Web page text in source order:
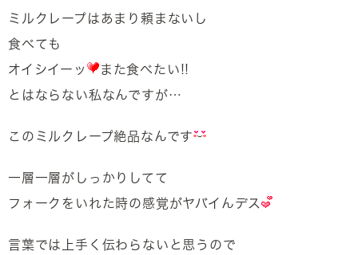
ミルクレープはあまり頼まないし
食べても
オイシイーッ
また食べたい!!
とはならない私なんですが…
このミルクレープ絶品なんです
一層一層がしっかりしてて
フォークをいれた時の感覚がヤバイんデス
言葉では上手く伝わらないと思うので